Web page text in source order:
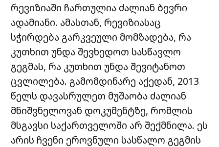
რევიზიაში ჩართულია ძალიან ბევრი
ადამიანი. ამასთან, რევიზიასაც
სჭირდება გარკვეული მომზადება, რა
კუთხით უნდა შევხედოთ სასწავლო
გეგმას, რა კუთხით უნდა შევიტანოთ
ცვლილება. გამომდინარე აქედან, 2013
წელს დავასრულეთ მუშაობა ძალიან
მნიშვნელოვან დოკუმენტზე, რომლის
მსგავსი საქართველოში არ შექმნილა. ეს
არის ჩვენი ეროვნული სასწალო გეგმის